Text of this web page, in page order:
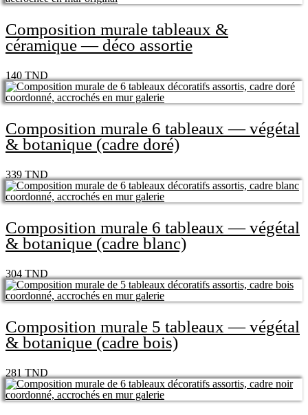
Composition murale tableaux &
céramique — déco assortie
140TND
Composition murale 6 tableaux — végétal
& botanique (cadre doré)
339TND
Composition murale 6 tableaux — végétal
& botanique (cadre blanc)
304TND
Composition murale 5 tableaux — végétal
& botanique (cadre bois)
281TND